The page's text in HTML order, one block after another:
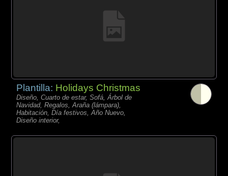
Plantilla: Holidays Christmas
Diseño, Cuarto de estar, Sofá, Árbol de
Navidad, Regalos, Araña (lámpara),
Habitación, Día festivos, Año Nuevo,
Diseño interior,